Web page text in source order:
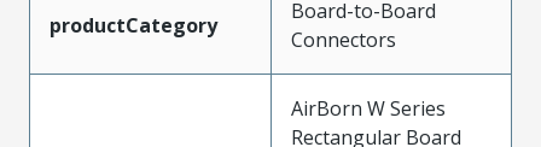
productCategory
Board-to-Board
Connectors
AirBorn W Series
Rectangular Board